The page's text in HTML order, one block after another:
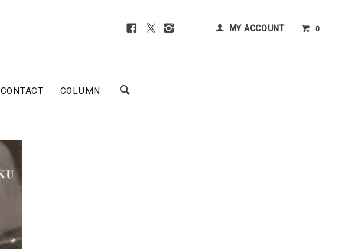
MY ACCOUNT 0
CONTACT COLUMN